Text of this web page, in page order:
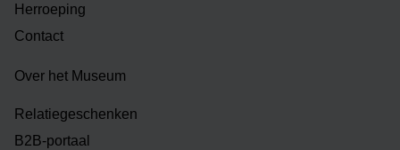
Herroeping
Contact
Over het Museum
Relatiegeschenken
B2B-portaal